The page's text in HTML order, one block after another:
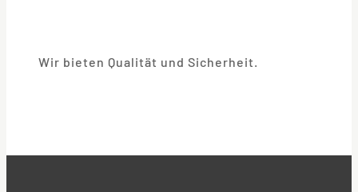
Wir bieten Qualität und Sicherheit.